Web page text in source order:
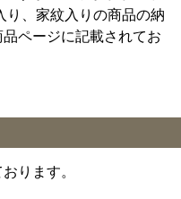
り、家紋入りの商品の納
ページに記載されてお
ります。